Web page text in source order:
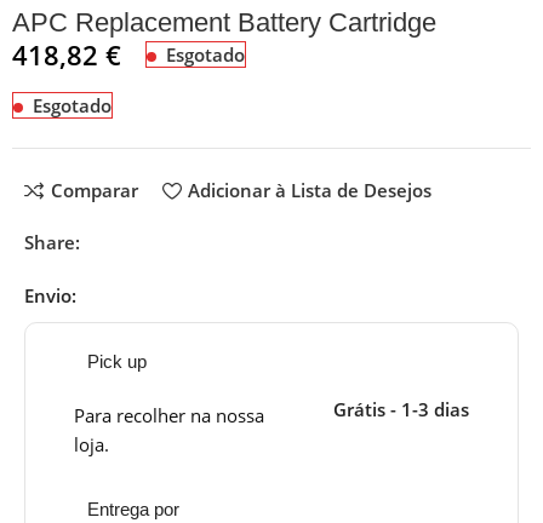
APC Replacement Battery Cartridge
418,82€ Esgotado
Esgotado
Comparar Adicionar à Lista de Desejos
Share:
Envio:
Pick up
Para recolher na nossa
loja.
Grátis - 1-3 dias
Entrega por